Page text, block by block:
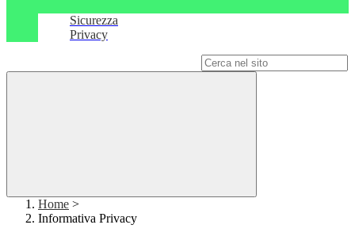
Sicurezza
Privacy
Home >
Informativa Privacy